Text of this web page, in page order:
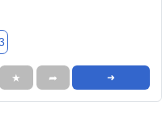
★ ➦ ➜